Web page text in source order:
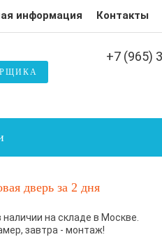
информация Контакты
+7 (965)
дверь за 2 дня
наличии на складе в Москве.
завтра - монтаж!